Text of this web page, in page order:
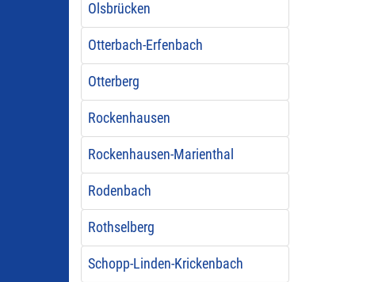
Olsbrücken
Otterbach-Erfenbach
Otterberg
Rockenhausen
Rockenhausen-Marienthal
Rodenbach
Rothselberg
Schopp-Linden-Krickenbach